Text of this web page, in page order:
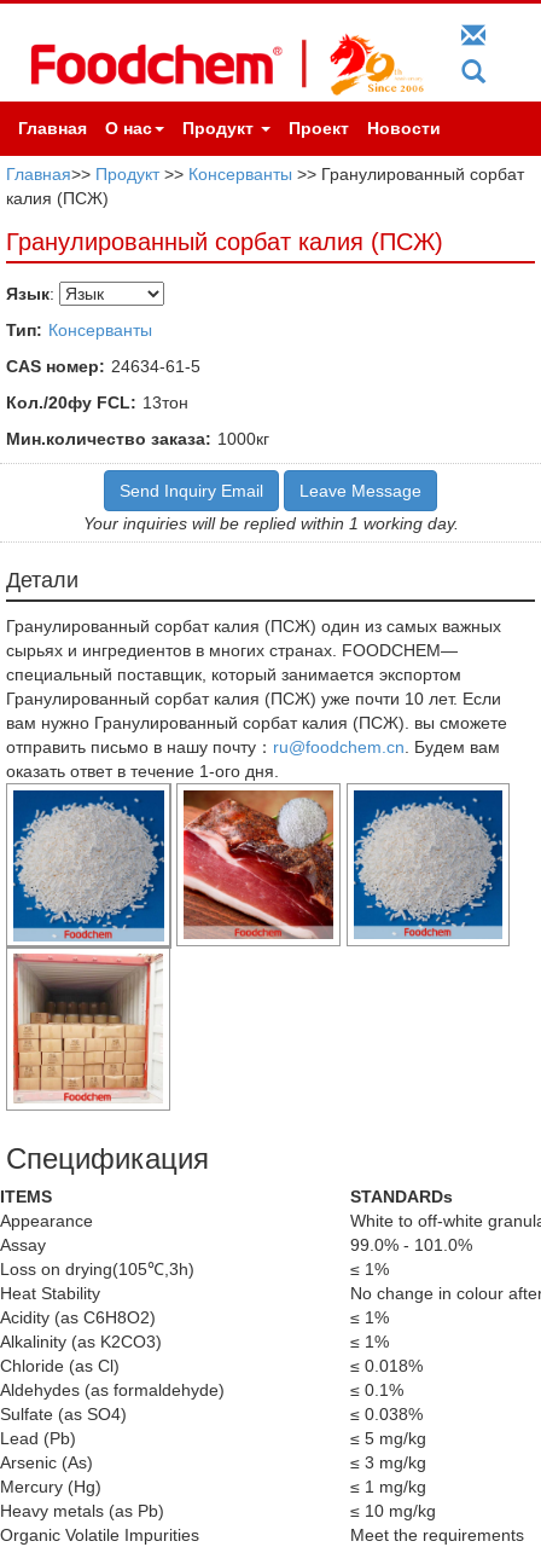
Главная О нас Продукт Проект Новости
Главная>> Продукт>> Консерванты >> Гранулированный сорбат
калия (ПСЖ)
Гранулированный сорбат калия (ПСЖ)
Язык:
Тип: Консерванты
CAS номер: 24634-61-5
Кол./20фу FCL: 13тон
Мин.количество заказа: 1000кг
Send Inquiry Email
Leave Message
Your inquiries will be replied within 1 working day.
Детали
Гранулированный сорбат калия (ПСЖ) один из самых важных
сырьях и ингредиентов в многих странах. FOODCHEM—
специальный поставщик, который занимается экспортом
Гранулированный сорбат калия (ПСЖ) уже почти 10 лет. Если
вам нужно Гранулированный сорбат калия (ПСЖ). вы сможете
отправить письмо в нашу почту： ru@foodchem.cn . Будем вам
оказать ответ в течение 1-ого дня.
Спецификация
ITEMS
STANDARDs
Appearance
White to off-white
Assay
99.0% - 101.0%
Loss on drying(105℃,3h)
≤ 1%
Heat Stability
No change in colour
Acidity (as C6H8O2)
≤ 1%
Alkalinity (as K2CO3)
≤ 1%
Chloride (as Cl)
≤ 0.018%
Aldehydes (as formaldehyde)
≤ 0.1%
Sulfate (as SO4)
≤ 0.038%
Lead (Pb)
≤ 5 mg/kg
Arsenic (As)
≤ 3 mg/kg
Mercury (Hg)
≤ 1 mg/kg
Heavy metals (as Pb)
≤ 10 mg/kg
Organic Volatile Impurities
Meet the requirements